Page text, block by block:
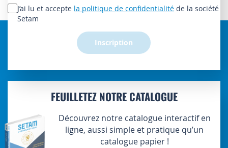
lettre
d’information
J’ai lu et accepte la politique de confidentialité de la société
Setam
Inscription
FEUILLETEZ NOTRE CATALOGUE
Découvrez notre catalogue interactif en
ligne, aussi simple et pratique qu’un
catalogue papier !